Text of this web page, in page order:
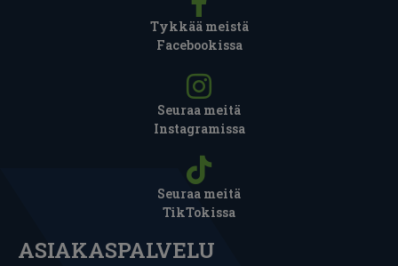
Tykkää meistä
Facebookissa
Seuraa meitä
Instagramissa
Seuraa meitä
TikTokissa
ASIAKASPALVELU